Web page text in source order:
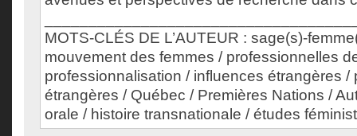
MOTS-CLÉS DE L’AUTEUR : sage(s)-
mouvement des femmes / professionnelles
professionnalisation / influences étrangères /
étrangères / Québec / Premières Nations /
orale / histoire transnationale / études